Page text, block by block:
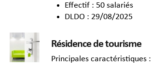
Effectif : 50 salariés
DLDO : 29/08/2025
Résidence de tourisme
Principales caractéristiques :